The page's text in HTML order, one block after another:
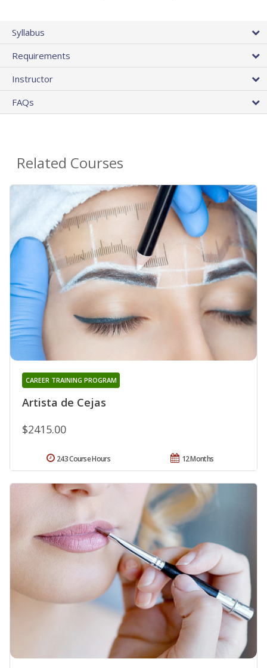
Syllabus
Requirements
Instructor
FAQs
Related Courses
Artista de Cejas
CAREER TRAINING PROGRAM
$2415.00
12 Months
243 Course Hours